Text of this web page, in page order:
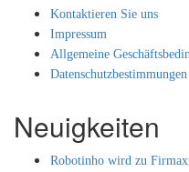
Kontaktieren Sie uns
Impressum
Allgemeine
Datenschutzbestimmungen
Neuigkeiten
Robotinho wird zu